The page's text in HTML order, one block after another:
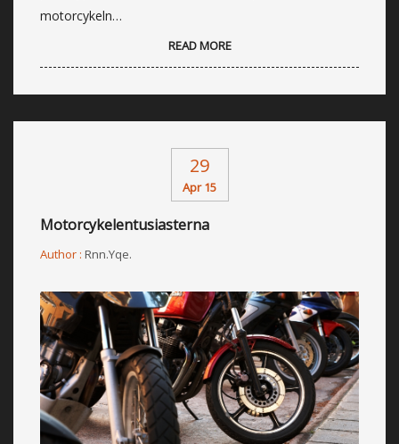
motorcykeln…
READ MORE
29
Apr 15
Motorcykelentusiasterna
Author : Rnn.yqe.